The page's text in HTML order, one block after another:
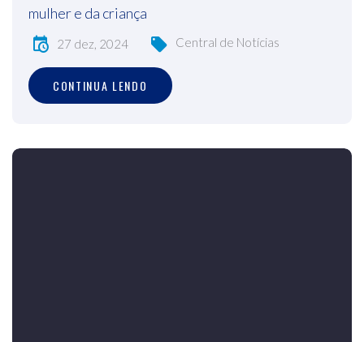
mulher e da criança
27 dez, 2024 Central de Notícias
CONTINUA LENDO